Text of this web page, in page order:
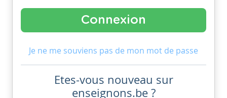
Je ne me souviens pas de mon mot de passe
Etes-vous nouveau sur
enseignons.be ?